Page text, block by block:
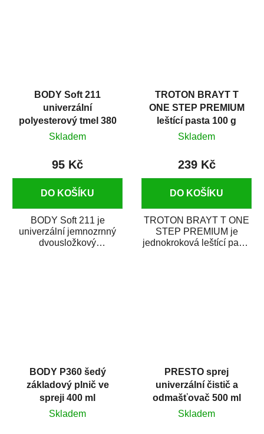
BODY Soft 211
univerzální
polyesterový tmel 380
g
Skladem
95 Kč
DO KOŠÍKU
BODY Soft 211 je
univerzální jemnozrnný
dvousložkový
TROTON BRAYT T
ONE STEP PREMIUM
leštící pasta 100 g
Skladem
239 Kč
DO KOŠÍKU
TROTON BRAYT T ONE
STEP PREMIUM je
jednokroková leštící pasta
BODY P360 šedý
základový plnič ve
spreji 400 ml
Skladem
PRESTO sprej
univerzální čistič a
odmašťovač 500 ml
Skladem